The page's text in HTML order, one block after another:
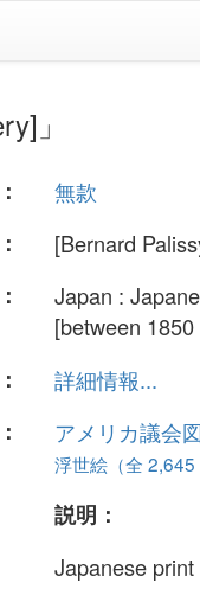
」
無款
[Bernard
Japan :
[between
詳細情報...
アメリカ議会
浮世絵（全 2,645
説明：
Japanese